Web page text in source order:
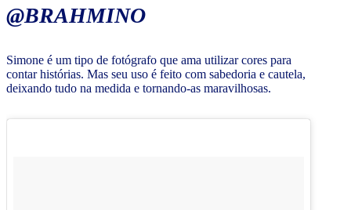
@BRAHMINO
Simone é um tipo de fotógrafo que ama utilizar cores para
contar histórias. Mas seu uso é feito com sabedoria e cautela,
deixando tudo na medida e tornando-as maravilhosas.